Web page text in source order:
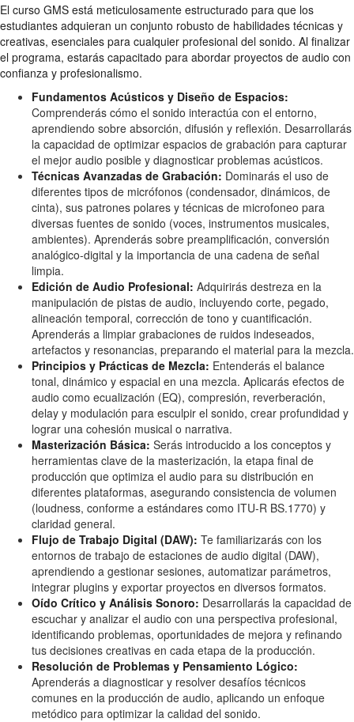
El curso GMS está meticulosamente estructurado para que los
estudiantes adquieran un conjunto robusto de habilidades técnicas y
creativas, esenciales para cualquier profesional del sonido. Al finalizar
el programa, estarás capacitado para abordar proyectos de audio con
confianza y profesionalismo.
Fundamentos Acústicos y Diseño de Espacios:
Comprenderás cómo el sonido interactúa con el entorno,
aprendiendo sobre absorción, difusión y reflexión. Desarrollarás
la capacidad de optimizar espacios de grabación para capturar
el mejor audio posible y diagnosticar problemas acústicos.
Técnicas Avanzadas de Grabación: Dominarás el uso de
diferentes tipos de micrófonos (condensador, dinámicos, de
cinta), sus patrones polares y técnicas de microfoneo para
diversas fuentes de sonido (voces, instrumentos musicales,
ambientes). Aprenderás sobre preamplificación, conversión
analógico-digital y la importancia de una cadena de señal
limpia.
Edición de Audio Profesional: Adquirirás destreza en la
manipulación de pistas de audio, incluyendo corte, pegado,
alineación temporal, corrección de tono y cuantificación.
Aprenderás a limpiar grabaciones de ruidos indeseados,
artefactos y resonancias, preparando el material para la mezcla.
Principios y Prácticas de Mezcla: Entenderás el balance
tonal, dinámico y espacial en una mezcla. Aplicarás efectos de
audio como ecualización (EQ), compresión, reverberación,
delay y modulación para esculpir el sonido, crear profundidad y
lograr una cohesión musical o narrativa.
Masterización Básica: Serás introducido a los conceptos y
herramientas clave de la masterización, la etapa final de
producción que optimiza el audio para su distribución en
diferentes plataformas, asegurando consistencia de volumen
(loudness, conforme a estándares como ITU-R BS.1770) y
claridad general.
Flujo de Trabajo Digital (DAW): Te familiarizarás con los
entornos de trabajo de estaciones de audio digital (DAW),
aprendiendo a gestionar sesiones, automatizar parámetros,
integrar plugins y exportar proyectos en diversos formatos.
Oído Crítico y Análisis Sonoro: Desarrollarás la capacidad de
escuchar y analizar el audio con una perspectiva profesional,
identificando problemas, oportunidades de mejora y refinando
tus decisiones creativas en cada etapa de la producción.
Resolución de Problemas y Pensamiento Lógico:
Aprenderás a diagnosticar y resolver desafíos técnicos
comunes en la producción de audio, aplicando un enfoque
metódico para optimizar la calidad del sonido.